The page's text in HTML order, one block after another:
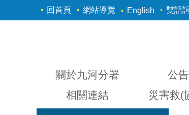
跳到主要內容區塊
回首頁 網站導覽 English 雙語
關於九河分署 公
相關連結
災害救(